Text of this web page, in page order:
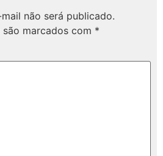
não será publicado.
marcados com *